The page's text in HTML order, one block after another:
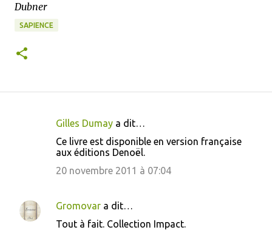
Dubner
SAPIENCE
e
n
Gilles Dumay a dit…
Ce livre est disponible en version française
aux éditions Denoël.
20 novembre 2011 à 07:04
Gromovar a dit…
Tout à fait. Collection Impact.